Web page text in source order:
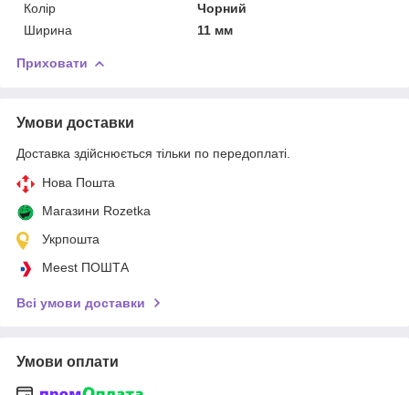
Колір
Чорний
Ширина
11 мм
Приховати
Умови доставки
Доставка здійснюється тільки по передоплаті.
Нова Пошта
Магазини Rozetka
Укрпошта
Meest ПОШТА
Всі умови доставки
Умови оплати